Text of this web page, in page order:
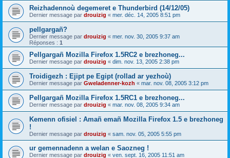
Reizhadennoù degemeret e Thunderbird (14/12/05)
Dernier message par drouizig « mer. déc. 14, 2005 8:51 pm
pellgargañ?
Dernier message par drouizig « mer. nov. 30, 2005 9:37 am
Réponses : 1
Pellgargañ Mozilla Firefox 1.5RC2 e brezhoneg...
Dernier message par drouizig « dim. nov. 13, 2005 2:38 pm
Troidigezh : Ejipt pe Egipt (rollad ar yezhoù)
Dernier message par Gweladenner-kozh « mar. nov. 08, 2005 3:12 pm
Pellgargañ Mozilla Firefox 1.5RC1 e brezhoneg...
Dernier message par drouizig « mar. nov. 08, 2005 9:34 am
Kemenn ofisiel : Amañ emañ Mozilla Firefox 1.5 e brezhoneg
!
Dernier message par drouizig « sam. nov. 05, 2005 5:55 pm
ur gemennadenn a welan e Saozneg !
Dernier message par drouizig « ven. sept. 16, 2005 11:51 am